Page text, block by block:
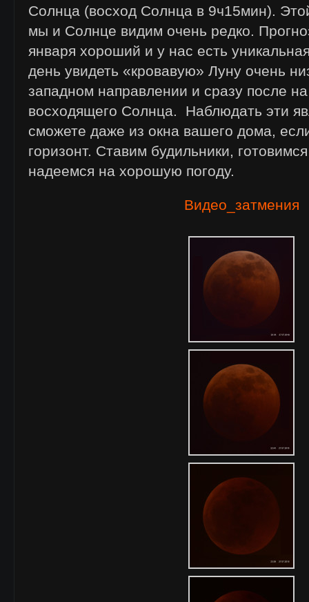
Солнца (восход Солнца в 9ч15мин).
мы и Солнце видим очень редко.
января хороший и у нас есть
день увидеть «кровавую» Луну очень
западном направлении и сразу после
восходящего Солнца. Наблюдать эти
сможете даже из окна вашего дома,
горизонт. Ставим будильники,
надеемся на хорошую погоду.
Видео_затмения